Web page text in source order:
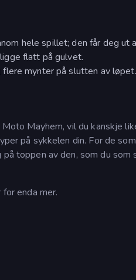
hele spillet; den får deg ut
flatt på gulvet.
mynter på slutten av løpet.
Mayhem, vil du kanskje
på sykkelen din. For de
toppen av den, som du
for enda mer.